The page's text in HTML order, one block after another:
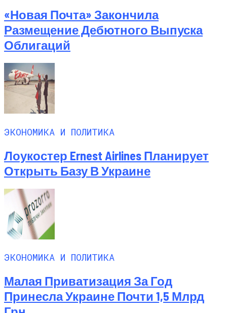
«Новая Почта» Закончила
Размещение Дебютного Выпуска
Облигаций
ЭКОНОМИКА И ПОЛИТИКА
Лоукостер Ernest Airlines Планирует
Открыть Базу В Украине
ЭКОНОМИКА И ПОЛИТИКА
Малая Приватизация За Год
Принесла Украине Почти 1,5 Млрд